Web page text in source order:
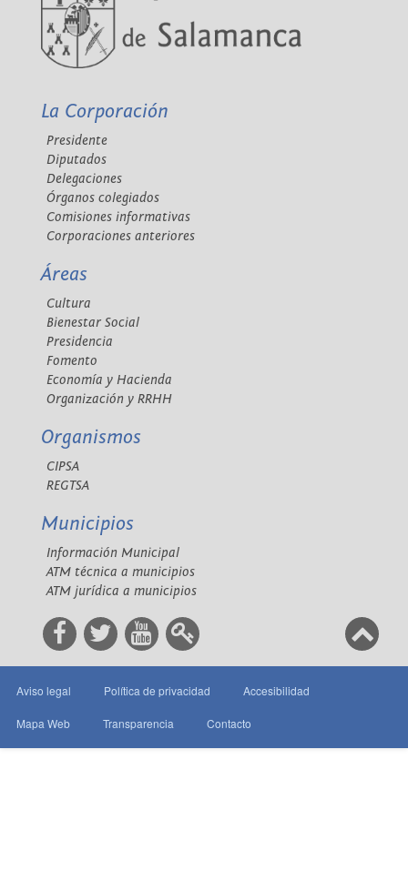
La Corporación
Presidente
Diputados
Delegaciones
Órganos colegiados
Comisiones informativas
Corporaciones anteriores
Áreas
Cultura
Bienestar Social
Presidencia
Fomento
Economía y Hacienda
Organización y RRHH
Organismos
CIPSA
REGTSA
Municipios
Información Municipal
ATM técnica a municipios
ATM jurídica a municipios
Aviso legal Política de privacidad Accesibilidad
Mapa Web Transparencia Contacto